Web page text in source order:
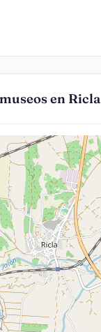
en Ricla